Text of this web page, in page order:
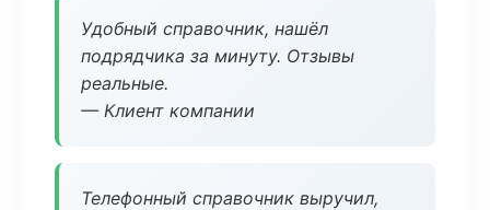
Удобный справочник, нашёл
подрядчика за минуту. Отзывы
реальные.
— Клиент компании
Телефонный справочник выручил,